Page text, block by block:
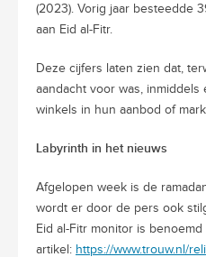
(2023). Vorig jaar besteedde
aan Eid al-Fitr.
Deze cijfers laten zien dat,
aandacht voor was,
winkels in hun aanbod of
Labyrinth in het nieuws
Afgelopen week is de
wordt er door de pers ook
Eid al-Fitr monitor is
artikel: https://www.trouw.nl/